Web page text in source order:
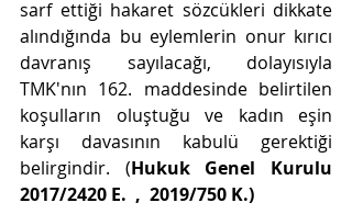
sarf ettiği hakaret sözcükleri dikkate
alındığında bu eylemlerin onur kırıcı
davranış sayılacağı, dolayısıyla
TMK'nın 162. maddesinde belirtilen
koşulların oluştuğu ve kadın eşin
karşı davasının kabulü gerektiği
belirgindir. (Hukuk Genel Kurulu
2017/2420 E.  ,  2019/750 K.)